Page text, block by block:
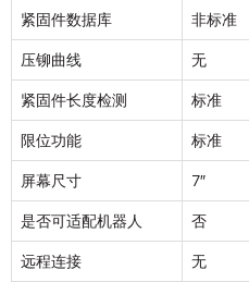
紧固件数据库 非标准
压铆曲线 无
紧固件长度检测 标准
限位功能 标准
屏幕尺寸 7″
是否可适配机器人 否
远程连接 无
请问您更想了解哪个方面？